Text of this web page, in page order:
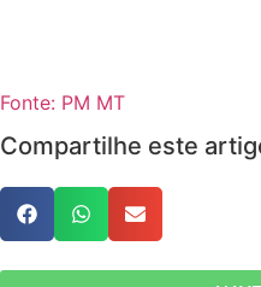
Fonte: PM MT
Compartilhe este